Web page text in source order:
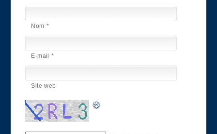
Nom*
E-mail*
Site web